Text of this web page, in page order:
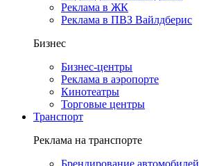
Реклама в ЖК
Реклама в ПВЗ Вайлдберис
Бизнес
Бизнес-центры
Реклама в аэропорте
Кинотеатры
Торговые центры
Транспорт
Реклама на транспорте
Брендирование автомобилей